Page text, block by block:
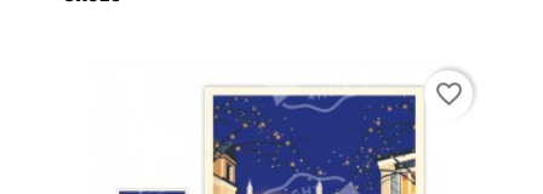
favorite_border